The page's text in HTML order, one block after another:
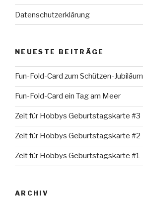
Datenschutzerklärung
NEUESTE BEITRÄGE
Fun-Fold-Card zum Schützen-Jubiläum
Fun-Fold-Card ein Tag am Meer
Zeit für Hobbys Geburtstagskarte #3
Zeit für Hobbys Geburtstagskarte #2
Zeit für Hobbys Geburtstagskarte #1
ARCHIV